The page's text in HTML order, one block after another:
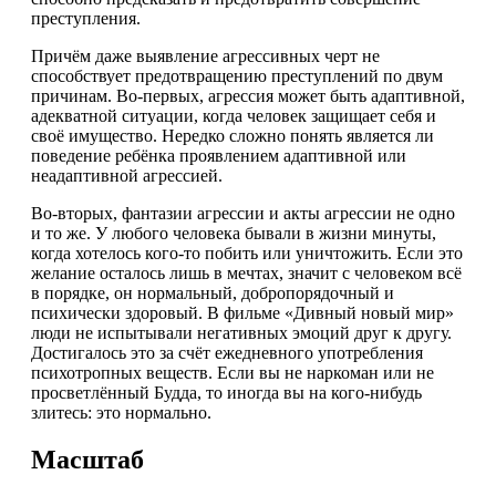
преступления.
Причём даже выявление агрессивных черт не
способствует предотвращению преступлений по двум
причинам. Во-первых, агрессия может быть адаптивной,
адекватной ситуации, когда человек защищает себя и
своё имущество. Нередко сложно понять является ли
поведение ребёнка проявлением адаптивной или
неадаптивной агрессией.
Во-вторых, фантазии агрессии и акты агрессии не одно
и то же. У любого человека бывали в жизни минуты,
когда хотелось кого-то побить или уничтожить. Если это
желание осталось лишь в мечтах, значит с человеком всё
в порядке, он нормальный, добропорядочный и
психически здоровый. В фильме «Дивный новый мир»
люди не испытывали негативных эмоций друг к другу.
Достигалось это за счёт ежедневного употребления
психотропных веществ. Если вы не наркоман или не
просветлённый Будда, то иногда вы на кого-нибудь
злитесь: это нормально.
Масштаб